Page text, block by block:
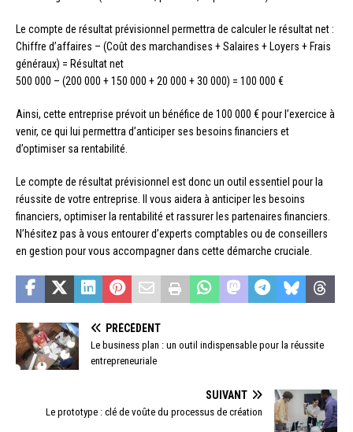
Le compte de résultat prévisionnel permettra de calculer le résultat net :
Chiffre d’affaires – (Coût des marchandises + Salaires + Loyers + Frais
généraux) = Résultat net
500 000 – (200 000 + 150 000 + 20 000 + 30 000) = 100 000 €
Ainsi, cette entreprise prévoit un bénéfice de 100 000 € pour l’exercice à
venir, ce qui lui permettra d’anticiper ses besoins financiers et
d’optimiser sa rentabilité.
Le compte de résultat prévisionnel est donc un outil essentiel pour la
réussite de votre entreprise. Il vous aidera à anticiper les besoins
financiers, optimiser la rentabilité et rassurer les partenaires financiers.
N’hésitez pas à vous entourer d’experts comptables ou de conseillers
en gestion pour vous accompagner dans cette démarche cruciale.
PRÉCÉDENT
Le business plan : un outil indispensable pour la réussite
entrepreneuriale
SUIVANT
Le prototype : clé de voûte du processus de création